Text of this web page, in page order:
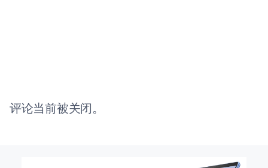
评论当前被关闭。